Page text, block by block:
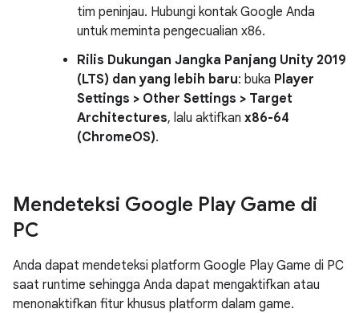
tim peninjau. Hubungi kontak Google Anda
untuk meminta pengecualian x86.
Rilis Dukungan Jangka Panjang Unity 2019
(LTS) dan yang lebih baru: buka Player
Settings > Other Settings > Target
Architectures, lalu aktifkan x86-64
(ChromeOS).
Mendeteksi Google Play Game di
PC
Anda dapat mendeteksi platform Google Play Game di PC
saat runtime sehingga Anda dapat mengaktifkan atau
menonaktifkan fitur khusus platform dalam game.